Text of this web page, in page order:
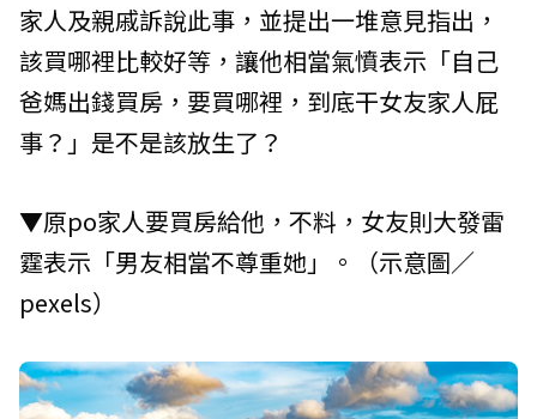
家人及親戚訴說此事，並提出一堆意見指出，
該買哪裡比較好等，讓他相當氣憤表示「自己
爸媽出錢買房，要買哪裡，到底干女友家人屁
事？」是不是該放生了？
▼原po家人要買房給他，不料，女友則大發雷
霆表示「男友相當不尊重她」。（示意圖／
pexels）